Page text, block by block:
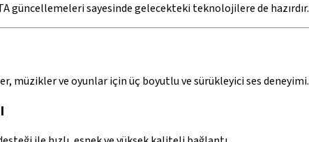
güncellemeleri sayesinde gelecekteki teknolojilere de hazırdır.
müzikler ve oyunlar için üç boyutlu ve sürükleyici ses deneyimi.